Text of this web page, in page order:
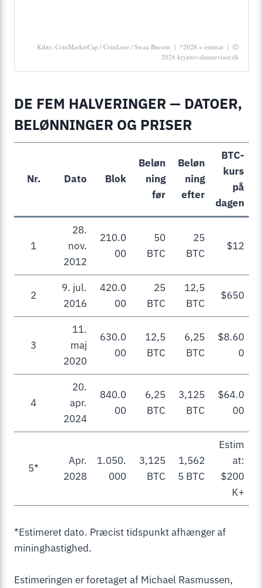
Kilde: CoinMarketCap / CoinLore / Swan Bitcoin | *2028 = estimat | Ⓒ
2026 kryptovalutarevisor.dk
DE FEM HALVERINGER — DATOER,
BELØNNINGER OG PRISER
Nr. Dato Blok
Beløn
ning
før
Beløn
ning
efter
BTC-
kurs
på
dagen
1
28.
nov.
2012
210.0
00
50
BTC
25
BTC
$12
2
9. jul.
2016
420.0
00
25
BTC
12,5
BTC
$650
3
11.
maj
2020
630.0
00
12,5
BTC
6,25
BTC
$8.60
0
4
20.
apr.
2024
840.0
00
6,25
BTC
3,125
BTC
$64.0
00
5*
Apr.
2028
1.050.
000
3,125
BTC
1,562
5 BTC
Estim
at:
$200
K+
*Estimeret dato. Præcist tidspunkt afhænger af
mininghastighed.
Estimeringen er foretaget af Michael Rasmussen,